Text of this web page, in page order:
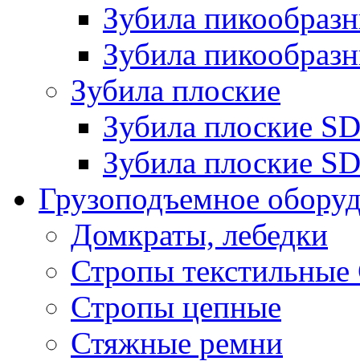
Зубила
Зубила
Зубила плоские
Зубила плоские
Зубила плоские
Грузоподъемное
Домкраты, лебедки
Стропы
Стропы цепные
Стяжные ремни